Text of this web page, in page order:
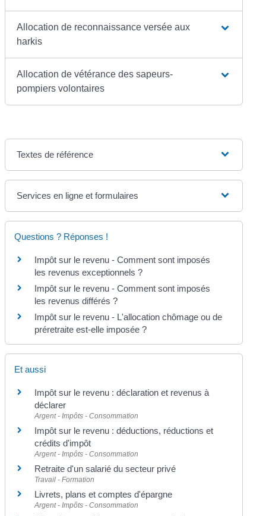
Allocation de reconnaissance versée aux
harkis
Allocation de vétérance des sapeurs-
pompiers volontaires
Textes de référence
Services en ligne et formulaires
Questions ? Réponses !
Impôt sur le revenu - Comment sont imposés
les revenus exceptionnels ?
Impôt sur le revenu - Comment sont imposés
les revenus différés ?
Impôt sur le revenu - L'allocation chômage ou de
préretraite est-elle imposée ?
Et aussi
Impôt sur le revenu : déclaration et revenus à
déclarer
Argent - Impôts - Consommation
Impôt sur le revenu : déductions, réductions et
crédits d'impôt
Argent - Impôts - Consommation
Retraite d'un salarié du secteur privé
Travail - Formation
Livrets, plans et comptes d'épargne
Argent - Impôts - Consommation